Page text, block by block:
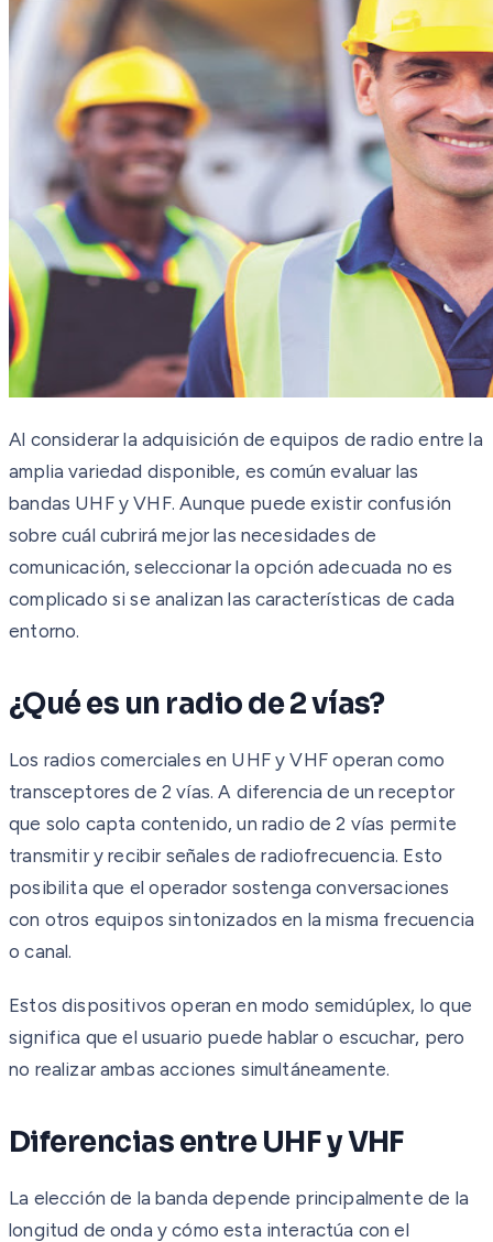
Al considerar la adquisición de equipos de radio entre la
amplia variedad disponible, es común evaluar las
bandas UHF y VHF. Aunque puede existir confusión
sobre cuál cubrirá mejor las necesidades de
comunicación, seleccionar la opción adecuada no es
complicado si se analizan las características de cada
entorno.
¿Qué es un radio de 2 vías?
Los radios comerciales en UHF y VHF operan como
transceptores de 2 vías. A diferencia de un receptor
que solo capta contenido, un radio de 2 vías permite
transmitir y recibir señales de radiofrecuencia. Esto
posibilita que el operador sostenga conversaciones
con otros equipos sintonizados en la misma frecuencia
o canal.
Estos dispositivos operan en modo semidúplex, lo que
significa que el usuario puede hablar o escuchar, pero
no realizar ambas acciones simultáneamente.
Diferencias entre UHF y VHF
La elección de la banda depende principalmente de la
longitud de onda y cómo esta interactúa con el